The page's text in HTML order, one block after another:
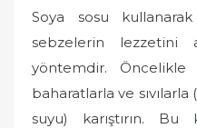
Soya sosu
sebzelerin
yöntemdir. Öncelikle
baharatlarla ve
suyu) karıştırın. Bu